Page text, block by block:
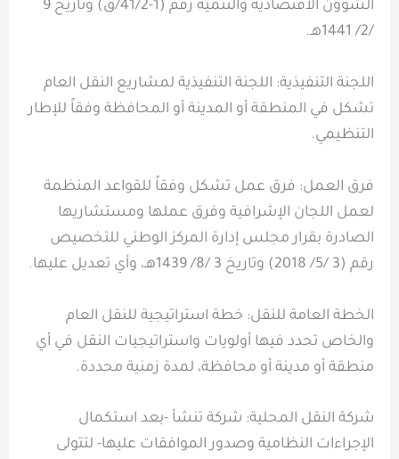
الشؤون الاقتصادية والتنمية رقم (1-41/2/ق) وتاريخ 9
/2/ 1441هـ.
اللجنة التنفيذية: اللجنة التنفيذية لمشاريع النقل العام
تشكل في المنطقة أو المدينة أو المحافظة وفقاً للإطار
التنظيمي.
فرق العمل: فرق عمل تشكل وفقاً للقواعد المنظمة
لعمل اللجان الإشرافية وفرق عملها ومستشاريها
الصادرة بقرار مجلس إدارة المركز الوطني للتخصيص
رقم (3 /5/ 2018) وتاريخ 3 /8/ 1439هـ، وأي تعديل عليها.
الخطة العامة للنقل: خطة استراتيجية للنقل العام
والخاص تحدد فيها أولويات واستراتيجيات النقل في أي
منطقة أو مدينة أو محافظة، لمدة زمنية محددة.
شركة النقل المحلية: شركة تنشأ -بعد استكمال
الإجراءات النظامية وصدور الموافقات عليها- لتتولى